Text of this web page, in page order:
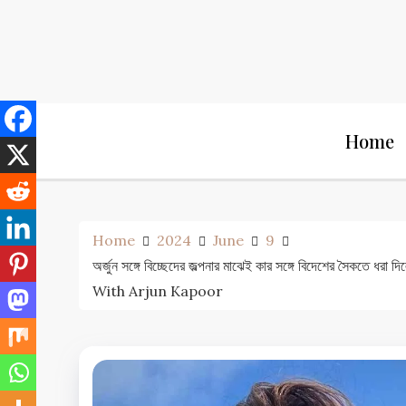
Home
Home 2024 June
9
অর্জুন সঙ্গে বিচ্ছেদের জল্পনার মাঝেই কার সঙ্গে
With Arjun Kapoor